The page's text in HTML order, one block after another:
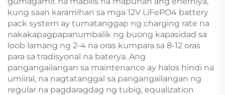
kung saan karamihan sa mga 12V LiFePO4 battery
pack system ay tumatanggap ng charging rate na
nakakapagpapanumbalik ng buong kapasidad sa
loob lamang ng 2-4 na oras kumpara sa 8-12 oras
para sa tradisyonal na baterya. Ang
pangangailangan sa maintenance ay halos hindi na
umiiral, na nagtatanggal sa pangangailangan ng
regular na pagdaragdag ng tubig, equalization